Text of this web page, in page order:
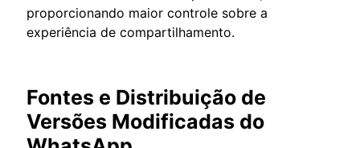
proporcionando maior controle sobre a
experiência de compartilhamento.
Fontes e Distribuição de
Versões Modificadas do